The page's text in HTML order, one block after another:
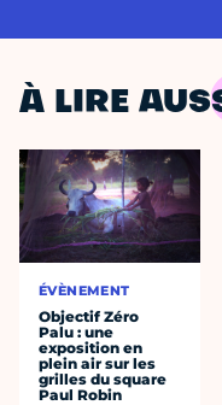
À LIRE
ÉVÈNEMENT
Objectif Zéro
Palu : une
exposition en
plein air sur les
grilles du square
Paul Robin